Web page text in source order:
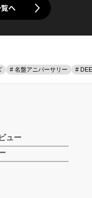
へ
# 名盤アニバーサリー #
ュー